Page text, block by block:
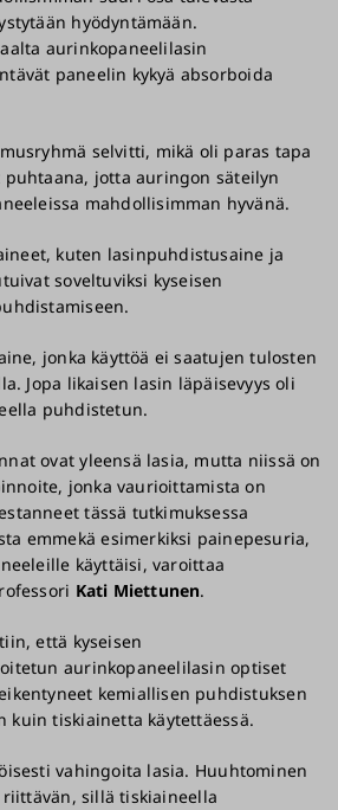
hyödyntämään.
aurinkopaneelilasin
paneelin kykyä absorboida
selvitti, mikä oli paras tapa
jotta auringon säteilyn
mahdollisimman hyvänä.
kuten lasinpuhdistusaine ja
soveltuviksi kyseisen
jonka käyttöä ei saatujen tulosten
Jopa likaisen lasin läpäisevyys oli
puhdistetun.
ovat yleensä lasia, mutta niissä on
jonka vaurioittamista on
tässä tutkimuksessa
emmekä esimerkiksi painepesuria,
käyttäisi, varoittaa
Kati Miettunen.
että kyseisen
aurinkopaneelilasin optiset
kemiallisen puhdistuksen
kuin tiskiainetta käytettäessä.
vahingoita lasia. Huuhtominen
sillä tiskiaineella